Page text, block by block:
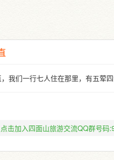
我们一行七人住在那里，有五荤
点击加入四面山旅游交流QQ群号码